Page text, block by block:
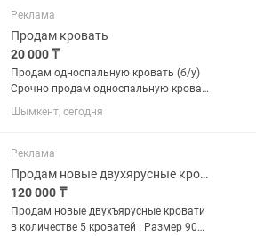
пружин) средняя...
Реклама
Продам кровать
20 000 ₸
Продам односпальную кровать (б/у)
Срочно продам односпальную кровать
в хорошем состоянии. Крепкая,
удобная, без серьезных дефектов.
Самовывоз. По всем вопросам пишите
в...
Шымкент, сегодня
Реклама
Продам новые двухярусные кровати
120 000 ₸
Продам новые двухъярусные кровати
в количестве 5 кроватей . Размер 90